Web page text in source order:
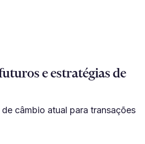
e estratégias de
de câmbio atual para transações